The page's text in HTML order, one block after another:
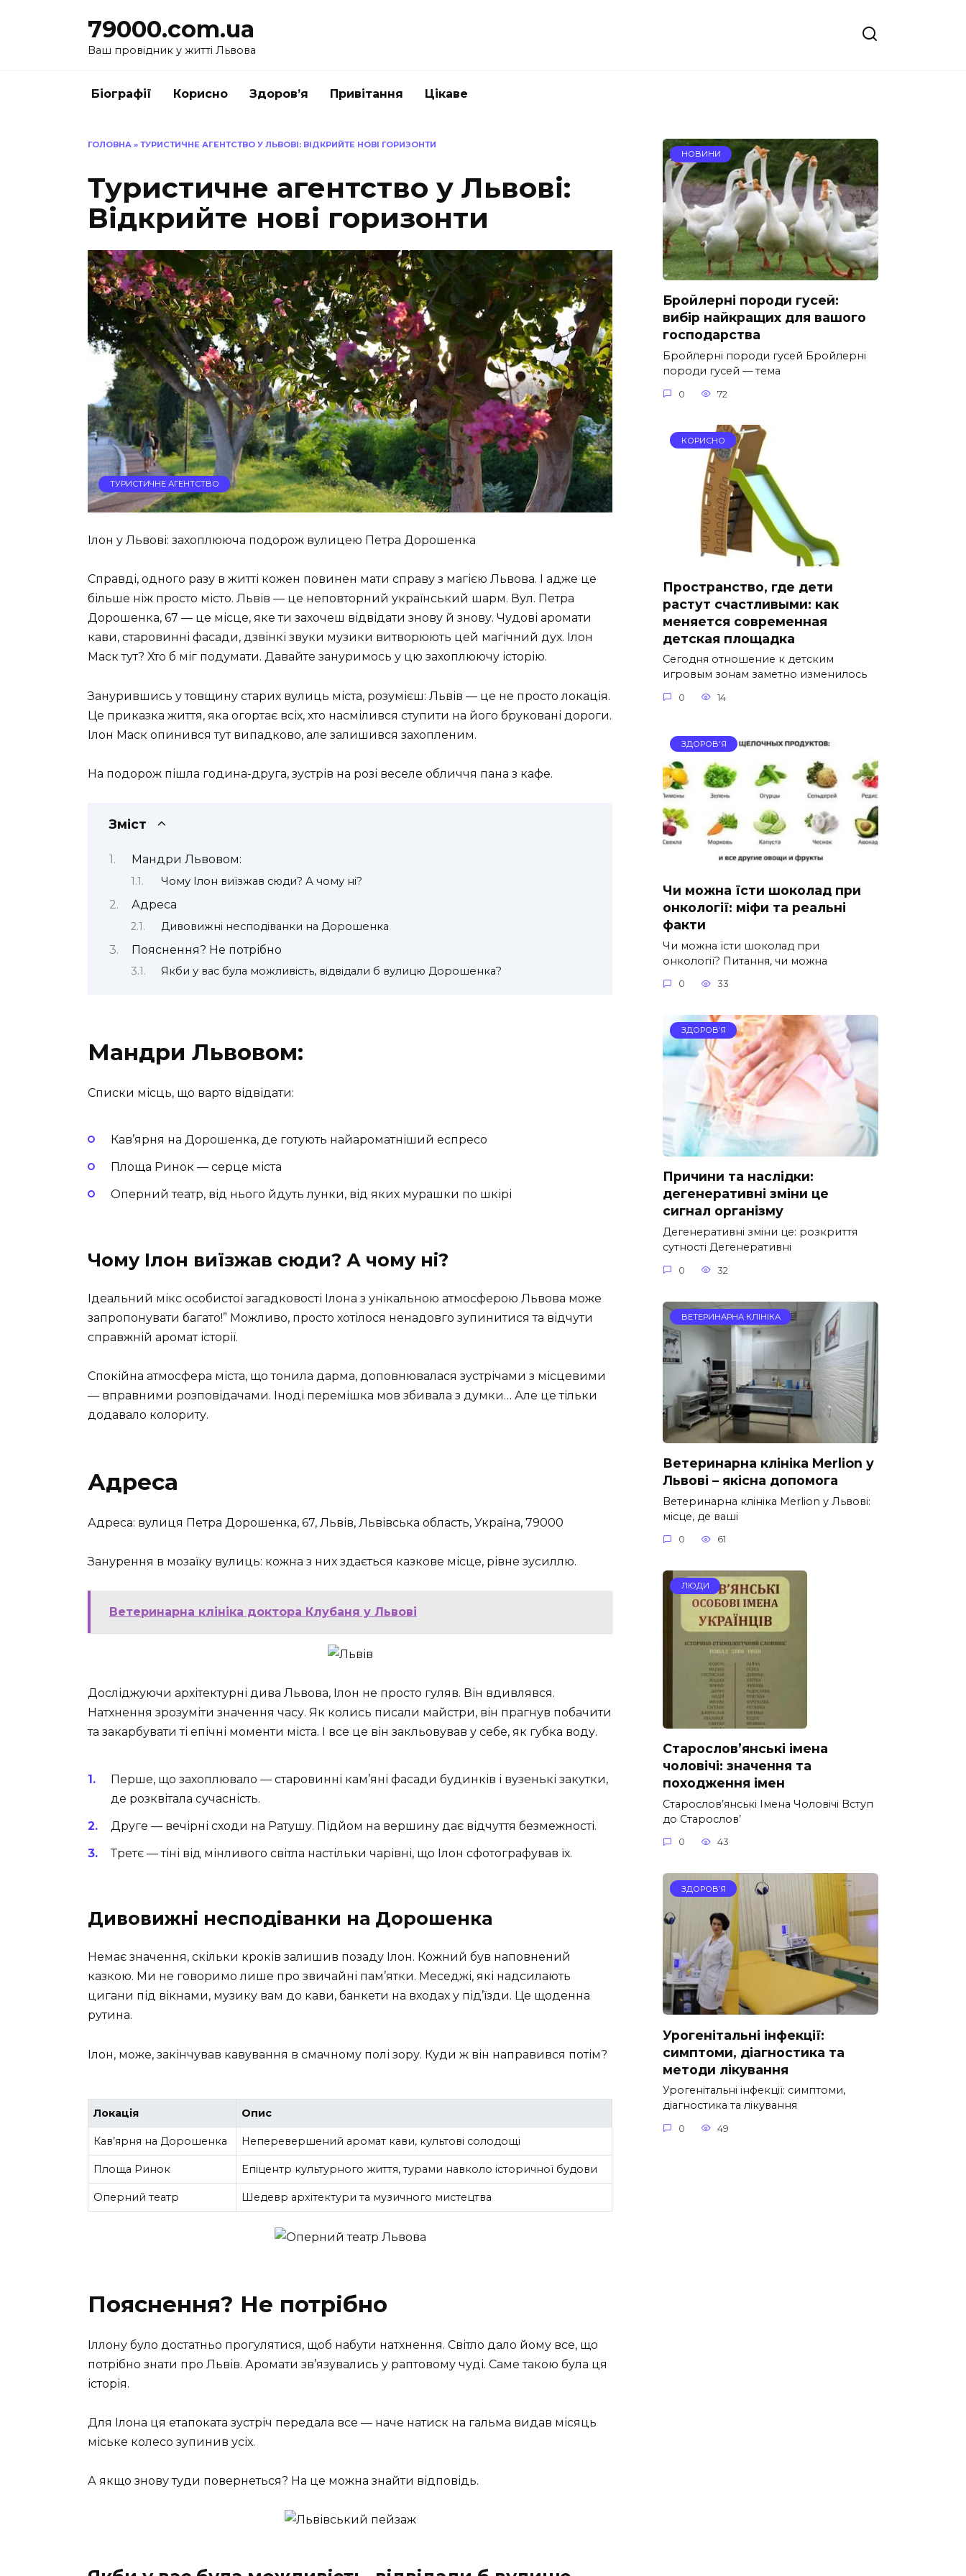
79000.com.ua
Ваш провідник у житті Львова
Біографії Корисно Здоров’я Привітання Цікаве
ГОЛОВНА » ТУРИСТИЧНЕ АГЕНТСТВО У ЛЬВОВІ: ВІДКРИЙТЕ НОВІ ГОРИЗОНТИ
Туристичне агентство у Львові:
Відкрийте нові горизонти
ТУРИСТИЧНЕ АГЕНТСТВО
Ілон у Львові: захоплююча подорож вулицею Петра Дорошенка
Справді, одного разу в житті кожен повинен мати справу з магією Львова. І адже це
більше ніж просто місто. Львів — це неповторний український шарм. Вул. Петра
Дорошенка, 67 — це місце, яке ти захочеш відвідати знову й знову. Чудові аромати
кави, старовинні фасади, дзвінкі звуки музики витворюють цей магічний дух. Ілон
Маск тут? Хто б міг подумати. Давайте зануримось у цю захоплюючу історію.
Занурившись у товщину старих вулиць міста, розумієш: Львів — це не просто локація.
Це приказка життя, яка огортає всіх, хто насмілився ступити на його бруковані дороги.
Ілон Маск опинився тут випадково, але залишився захопленим.
На подорож пішла година-друга, зустрів на розі веселе обличчя пана з кафе.
Зміст
Мандри Львовом:
Чому Ілон виїзжав сюди? А чому ні?
Адреса
Дивовижні несподіванки на Дорошенка
Пояснення? Не потрібно
Якби у вас була можливість, відвідали б вулицю Дорошенка?
Мандри Львовом:
Списки місць, що варто відвідати:
Кав’ярня на Дорошенка, де готують найароматніший еспресо
Площа Ринок — серце міста
Оперний театр, від нього йдуть лунки, від яких мурашки по шкірі
Чому Ілон виїзжав сюди? А чому ні?
Ідеальний мікс особистої загадковості Ілона з унікальною атмосферою Львова може
запропонувати багато!” Можливо, просто хотілося ненадовго зупинитися та відчути
справжній аромат історії.
Спокійна атмосфера міста, що тонила дарма, доповнювалася зустрічами з місцевими
— вправними розповідачами. Іноді перемішка мов збивала з думки… Але це тільки
додавало колориту.
Адреса
Адреса: вулиця Петра Дорошенка, 67, Львів, Львівська область, Україна, 79000
Занурення в мозаїку вулиць: кожна з них здається казкове місце, рівне зусиллю.
Ветеринарна клініка доктора Клубаня у Львові
Досліджуючи архітектурні дива Львова, Ілон не просто гуляв. Він вдивлявся.
Натхнення зрозуміти значення часу. Як колись писали майстри, він прагнув побачити
та закарбувати ті епічні моменти міста. І все це він закльовував у себе, як губка воду.
Перше, що захоплювало — старовинні кам’яні фасади будинків і вузенькі закутки,
де розквітала сучасність.
Друге — вечірні сходи на Ратушу. Підйом на вершину дає відчуття безмежності.
Третє — тіні від мінливого світла настільки чарівні, що Ілон сфотографував їх.
Дивовижні несподіванки на Дорошенка
Немає значення, скільки кроків залишив позаду Ілон. Кожний був наповнений
казкою. Ми не говоримо лише про звичайні пам’ятки. Меседжі, які надсилають
цигани під вікнами, музику вам до кави, банкети на входах у під’їзди. Це щоденна
рутина.
Ілон, може, закінчував кавування в смачному полі зору. Куди ж він направився потім?
Локація Опис
Кав’ярня на Дорошенка Неперевершений аромат кави, культові солодощі
Площа Ринок Епіцентр культурного життя, турами навколо історичної будови
Оперний театр Шедевр архітектури та музичного мистецтва
Пояснення? Не потрібно
Іллону було достатньо прогулятися, щоб набути натхнення. Світло дало йому все, що
потрібно знати про Львів. Аромати зв’язувались у раптовому чуді. Саме такою була ця
історія.
Для Ілона ця етапоката зустріч передала все — наче натиск на гальма видав місяць
міське колесо зупинив усіх.
А якщо знову туди повернеться? На це можна знайти відповідь.
НОВИНИ
Бройлерні породи гусей:
вибір найкращих для вашого
господарства
Бройлерні породи гусей Бройлерні
породи гусей — тема
0 72
КОРИСНО
Пространство, где дети
растут счастливыми: как
меняется современная
детская площадка
Сегодня отношение к детским
игровым зонам заметно изменилось
0 14
ЗДОРОВ'Я
Чи можна їсти шоколад при
онкології: міфи та реальні
факти
Чи можна їсти шоколад при
онкології? Питання, чи можна
0 33
ЗДОРОВ’Я
Причини та наслідки:
дегенеративні зміни це
сигнал організму
Дегенеративні зміни це: розкриття
сутності Дегенеративні
0 32
ВЕТЕРИНАРНА КЛІНІКА
Ветеринарна клініка Merlion у
Львові – якісна допомога
Ветеринарна клініка Merlion у Львові:
місце, де ваші
0 61
ЛЮДИ
Старослов’янські імена
чоловічі: значення та
походження імен
Старослов’янські Імена Чоловічі Вступ
до Старослов’
0 43
ЗДОРОВ’Я
Урогенітальні інфекції:
симптоми, діагностика та
методи лікування
Урогенітальні інфекції: симптоми,
діагностика та лікування
0 49